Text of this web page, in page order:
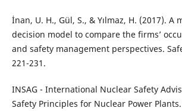
İnan, U. H., Gül, S., & Yılmaz, H. (2017).
decision model to compare the firms’
and safety management perspectives.
221-231.
INSAG - International Nuclear Safety
Safety Principles for Nuclear Power